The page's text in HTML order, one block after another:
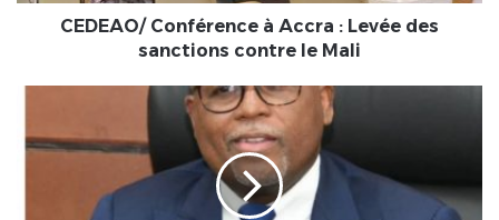
CEDEAO/ Conférence à Accra : Levée des
sanctions contre le Mali
carcérale